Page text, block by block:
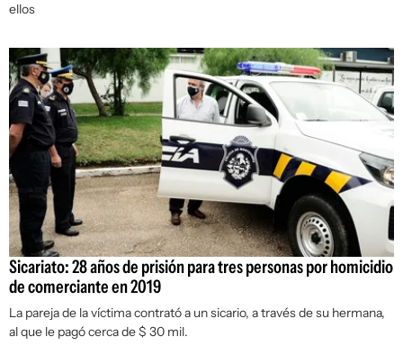
ellos
Sicariato: 28 años de prisión para tres personas por homicidio
de comerciante en 2019
La pareja de la víctima contrató a un sicario, a través de su hermana,
al que le pagó cerca de $ 30 mil.